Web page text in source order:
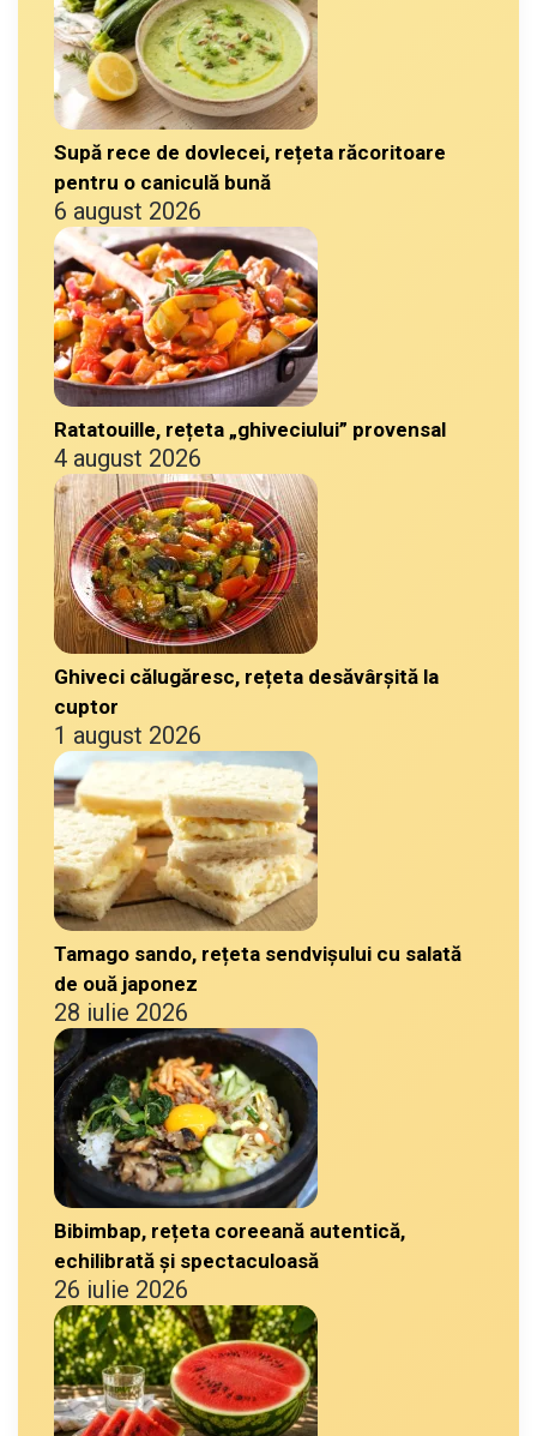
Supă rece de dovlecei, rețeta răcoritoare
pentru o caniculă bună
6 august 2026
Ratatouille, rețeta „ghiveciului” provensal
4 august 2026
Ghiveci călugăresc, rețeta desăvârșită la
cuptor
1 august 2026
Tamago sando, rețeta sendvișului cu salată
de ouă japonez
28 iulie 2026
Bibimbap, rețeta coreeană autentică,
echilibrată și spectaculoasă
26 iulie 2026